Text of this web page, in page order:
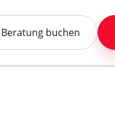
Beratung buchen